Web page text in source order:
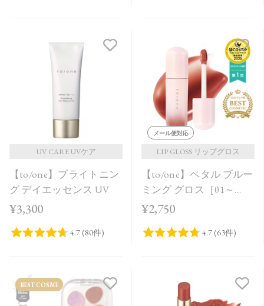
UV CARE UVケア
【to/one】ブライトニン
グ デイエッセンス UV
¥3,300
メール便対応
LIP GLOSS リップグロス
【to/one】ペタル ブルー
ミング グロス［01～
04］
¥2,750
BEST COSME